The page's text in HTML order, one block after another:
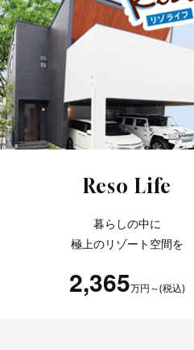
Reso Life
暮らしの中に
極上のリゾート空間を
2,365万円～(税込)